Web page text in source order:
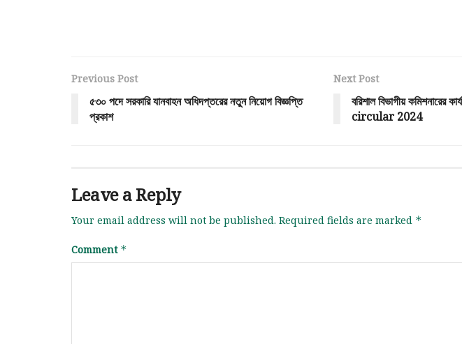
Previous Post
৫৩০ পদে সরকারি যানবাহন অধিদপ্তরের নতুন নিয়োগ বিজ্ঞপ্তি
প্রকাশ
Next Post
বরিশাল বিভাগীয়
circular 2024
Leave a Reply
Your email address will not be published. Required fields are marked *
Comment *